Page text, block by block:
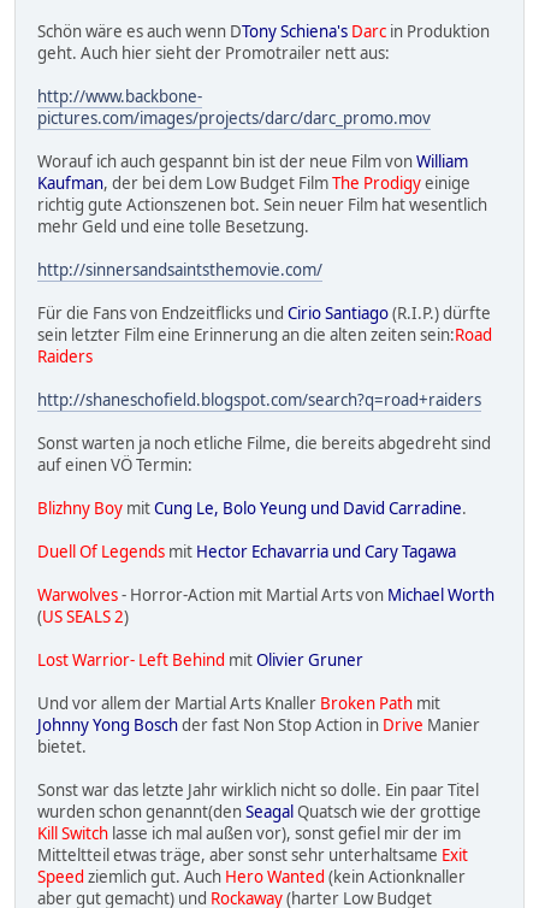
Schön wäre es auch wenn DTony Schiena's Darc in Produktion
geht. Auch hier sieht der Promotrailer nett aus:
http://www.backbone-
pictures.com/images/projects/darc/darc_promo.mov
Worauf ich auch gespannt bin ist der neue Film vonWilliam
Kaufman, der bei dem Low Budget FilmThe Prodigyeinige
richtig gute Actionszenen bot. Sein neuer Film hat wesentlich
mehr Geld und eine tolle Besetzung.
http://sinnersandsaintsthemovie.com/
Für die Fans von Endzeitflicks und Cirio Santiago(R.I.P.) dürfte
sein letzter Film eine Erinnerung an die alten zeiten sein:Road
Raiders
http://shaneschofield.blogspot.com/search?q=road+raiders
Sonst warten ja noch etliche Filme, die bereits abgedreht sind
auf einen VÖ Termin:
Blizhny Boy mitCung Le, Bolo Yeung und David Carradine.
Duell Of Legends mit Hector Echavarria und Cary Tagawa
Warwolves- Horror-Action mit Martial Arts von Michael Worth
(US SEALS 2)
Lost Warrior- Left Behind mitOlivier Gruner
Und vor allem der Martial Arts Knaller Broken Path mit
Johnny Yong Boschder fast Non Stop Action in Drive Manier
bietet.
Sonst war das letzte Jahr wirklich nicht so dolle. Ein paar Titel
wurden schon genannt(denSeagalQuatsch wie der grottige
Kill Switch lasse ich mal außen vor), sonst gefiel mir der im
Mitteltteil etwas träge, aber sonst sehr unterhaltsame Exit
Speed ziemlich gut. Auch Hero Wanted (kein Actionknaller
aber gut gemacht) und Rockaway(harter Low Budget